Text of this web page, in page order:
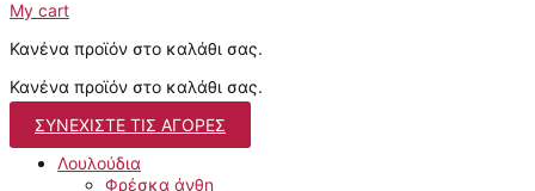
My cart
Κανένα προϊόν στο καλάθι σας.
Κανένα προϊόν στο καλάθι σας.
ΣΥΝΕΧΊΣΤΕ ΤΙΣ ΑΓΟΡΈΣ
Λουλούδια
Φρέσκα άνθη